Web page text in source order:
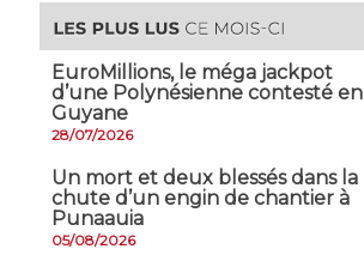
EuroMillions, ​le méga jackpot
d’une Polynésienne contesté en
Guyane
28/07/2026
​Un mort et deux blessés dans la
chute d’un engin de chantier à
Punaauia
05/08/2026